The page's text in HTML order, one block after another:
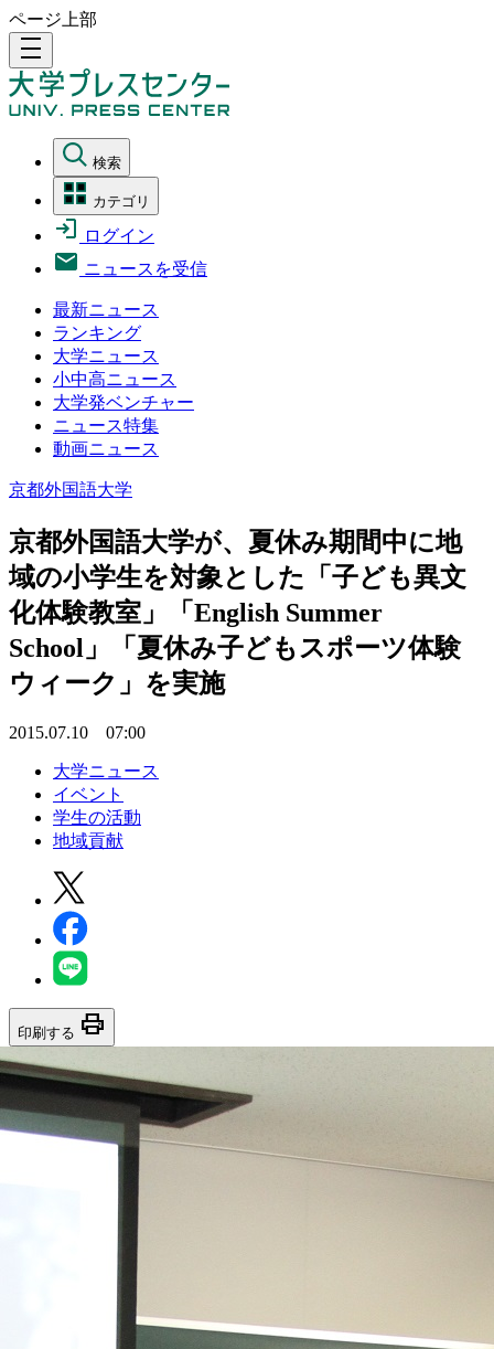
ページ上部
density_medium
検索
カテゴリ
ログイン
ニュースを受信
最新ニュース
ランキング
大学ニュース
小中高ニュース
大学発ベンチャー
ニュース特集
動画ニュース
京都外国語大学
京都外国語大学が、夏休み期間中に地
域の小学生を対象とした「子ども異文
化体験教室」「English Summer
School」「夏休み子どもスポーツ体験
ウィーク」を実施
2015.07.10 07:00
大学ニュース
イベント
学生の活動
地域貢献
印刷する print